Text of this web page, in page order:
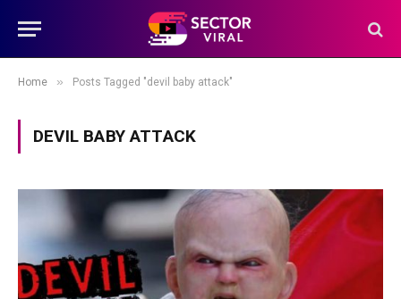
Home » Posts Tagged "devil baby attack"
DEVIL BABY ATTACK